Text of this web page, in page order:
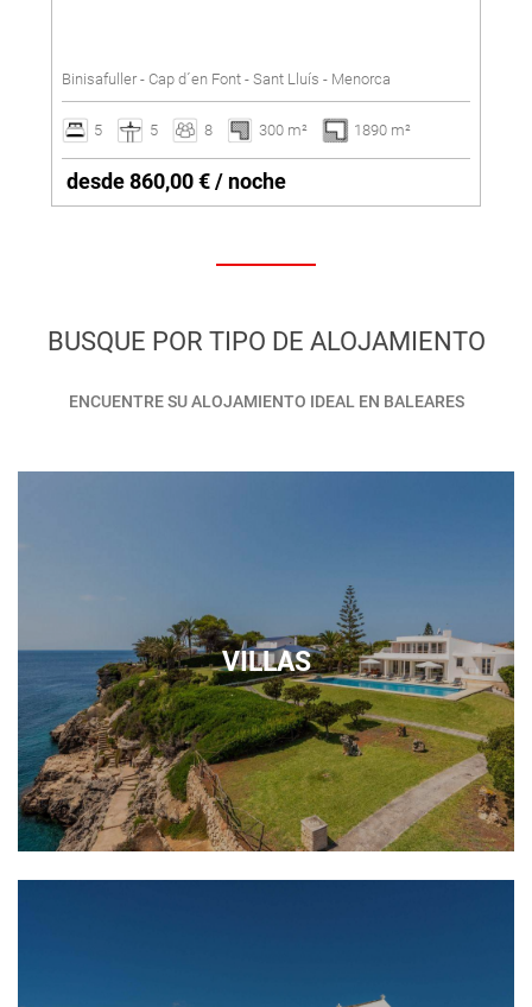
Binisafuller - Cap d´en Font - Sant Lluís - Menorca
5 5 8 300 m² 1890 m²
desde 860,00 € / noche
BUSQUE POR TIPO DE ALOJAMIENTO
ENCUENTRE SU ALOJAMIENTO IDEAL EN BALEARES
VILLAS